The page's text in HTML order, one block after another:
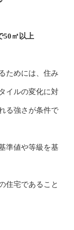
50㎡以上
ためには、住み
イルの変化に対
る強さが条件で
準値や等級を基
住宅であること